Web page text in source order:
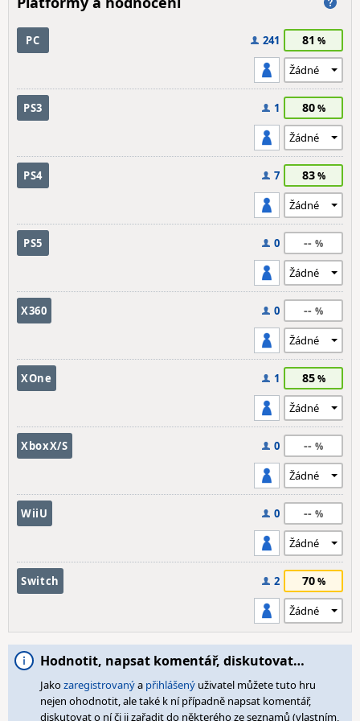
PC 241 81
PS3 1 80
PS4 7 83
PS5 0 --
X360 0 --
XOne 1 85
XboxX/S 0 --
WiiU 0 --
Switch 2 70
Hodnotit, napsat komentář, diskutovat…
Jakozaregistrovanýa přihlášený uživatel můžete tuto hru
nejen ohodnotit, ale také k ní případně napsat komentář,
diskutovat o ní či ji zařadit do některého ze seznamů (vlastním,